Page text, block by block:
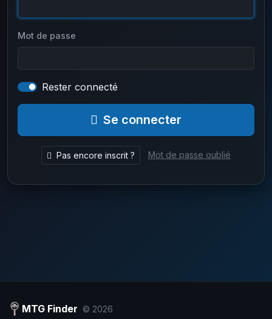
Mot de passe
Rester connecté
Se connecter
Pas encore inscrit ? Mot de passe oublié
MTG Finder © 2026